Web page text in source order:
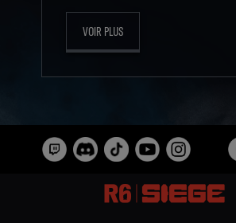
VOIR PLUS